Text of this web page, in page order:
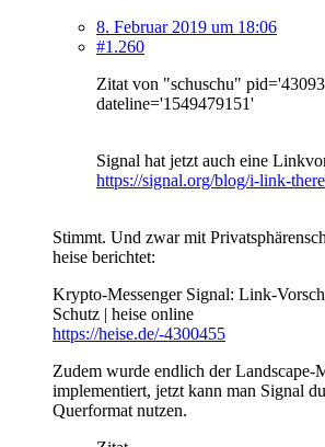
8. Februar 2019 um 18:06
#1.260
Zitat von "schuschu"
dateline='1549479151'
Signal hat jetzt auch eine
https://signal.org/blog/i-link-
Stimmt. Und zwar mit
heise berichtet:
Krypto-Messenger Signal: Link-
Schutz | heise online
https://heise.de/-4300455
Zudem wurde endlich der Landscape-
implementiert, jetzt kann man Signal
Querformat nutzen.